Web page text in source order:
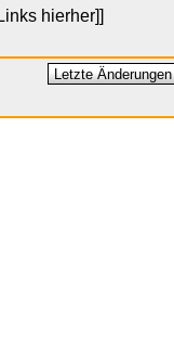
hierher]]
Letzte Änderungen